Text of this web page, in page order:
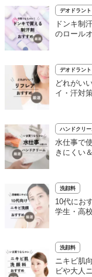
デオドラン
ドンキ制
のロール
デオドラン
どれがい
イ・汗対
ハンドクリ
水仕事で
きにくい
洗顔料
10代にお
学生・高
洗顔料
ニキビ肌
ビや大人